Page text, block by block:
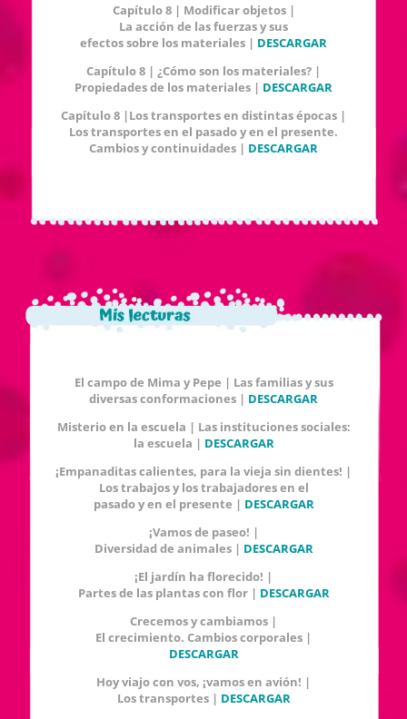
Capítulo 8 | Modificar objetos |
La acción de las fuerzas y sus
efectos sobre los materiales | DESCARGAR
Capítulo 8 | ¿Cómo son los materiales? |
Propiedades de los materiales | DESCARGAR
Capítulo 8 |Los transportes en distintas épocas |
Los transportes en el pasado y en el presente.
Cambios y continuidades | DESCARGAR
El campo de Mima y Pepe | Las familias y sus
diversas conformaciones | DESCARGAR
Misterio en la escuela | Las instituciones sociales:
la escuela | DESCARGAR
¡Empanaditas calientes, para la vieja sin dientes! |
Los trabajos y los trabajadores en el
pasado y en el presente | DESCARGAR
¡Vamos de paseo! |
Diversidad de animales | DESCARGAR
¡El jardín ha florecido! |
Partes de las plantas con flor | DESCARGAR
Crecemos y cambiamos |
El crecimiento. Cambios corporales |
DESCARGAR
Hoy viajo con vos, ¡vamos en avión! |
Los transportes | DESCARGAR